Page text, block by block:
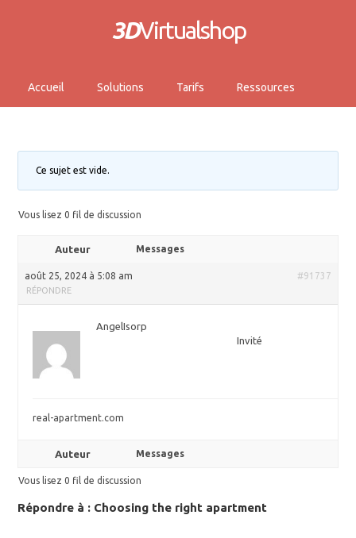
3DVirtualshop
Accueil Solutions Tarifs Ressources
Ce sujet est vide.
Vous lisez 0 fil de discussion
Auteur Messages
août 25, 2024 à 5:08 am #91737
RÉPONDRE
AngelIsorp
Invité
real-apartment.com
Auteur Messages
Vous lisez 0 fil de discussion
Répondre à : Choosing the right apartment